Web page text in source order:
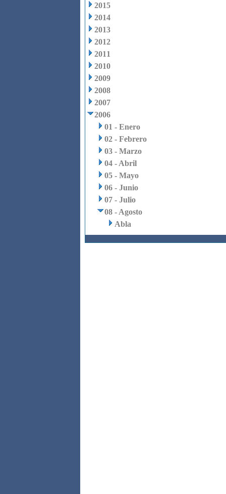
2015
2014
2013
2012
2011
2010
2009
2008
2007
2006
01 - Enero
02 - Febrero
03 - Marzo
04 - Abril
05 - Mayo
06 - Junio
07 - Julio
08 - Agosto
Abla